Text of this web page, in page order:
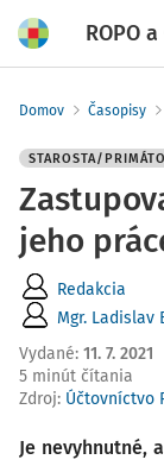
ROPO a
Domov Časopisy
STAROSTA/
jeho
Redakcia
Mgr. Ladislav
Vydané: 11. 7. 2021
5 minút čítania
Zdroj: Účtovníctvo
Je nevyhnutné,